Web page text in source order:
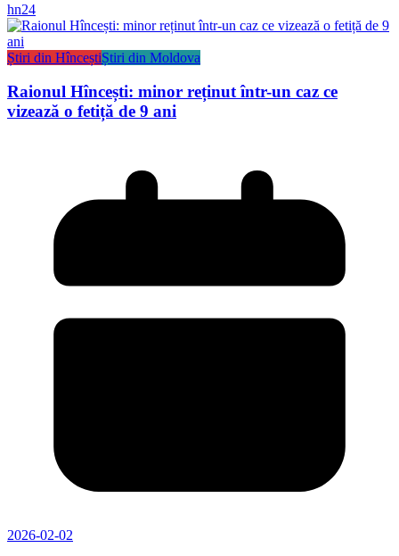
hn24
Știri din HînceștiȘtiri din Moldova
Raionul Hîncești: minor reținut într-un caz ce
vizează o fetiță de 9 ani
2026-02-02